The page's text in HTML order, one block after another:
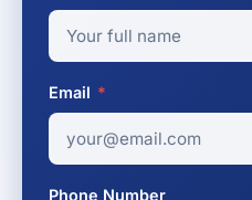
Email *
Phone Number